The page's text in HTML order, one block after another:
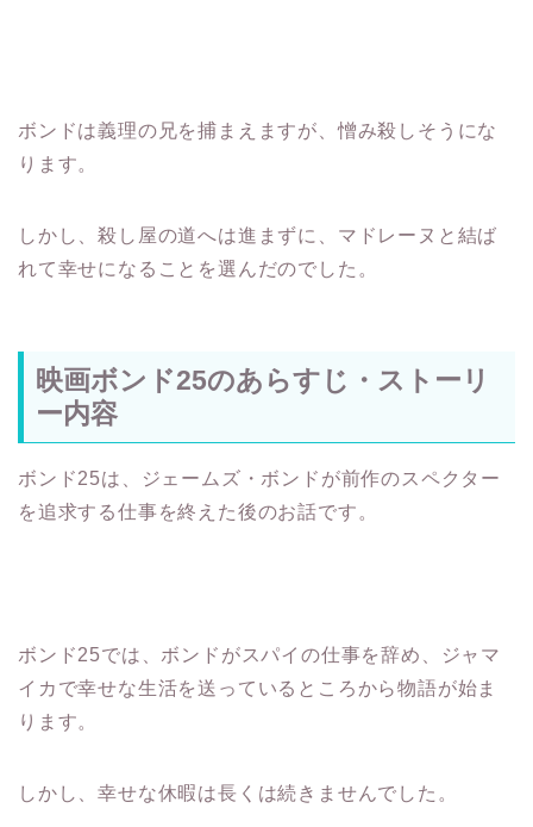
ボンドは義理の兄を捕まえますが、憎み殺しそうにな
ります。
しかし、殺し屋の道へは進まずに、マドレーヌと結ば
れて幸せになることを選んだのでした。
映画ボンド25のあらすじ・ストーリ
ー内容
ボンド25は、ジェームズ・ボンドが前作のスペクター
を追求する仕事を終えた後のお話です。
ボンド25では、ボンドがスパイの仕事を辞め、ジャマ
イカで幸せな生活を送っているところから物語が始ま
ります。
しかし、幸せな休暇は長くは続きませんでした。